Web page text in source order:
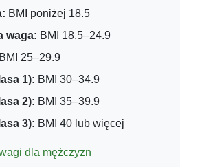
BMI poniżej 18.5
waga: BMI 18.5–24.9
BMI 25–29.9
1): BMI 30–34.9
2): BMI 35–39.9
3): BMI 40 lub więcej
dla mężczyzn